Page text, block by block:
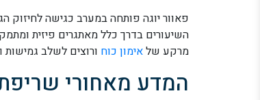
פאוור יוגה פותחה במערב כגישה לחיזוק
השיעורים בדרך כלל מאתגרים פיזית
מרקע שלאימון כוח ורוצים לשלב גמישות
המדע מאחורי שריפת